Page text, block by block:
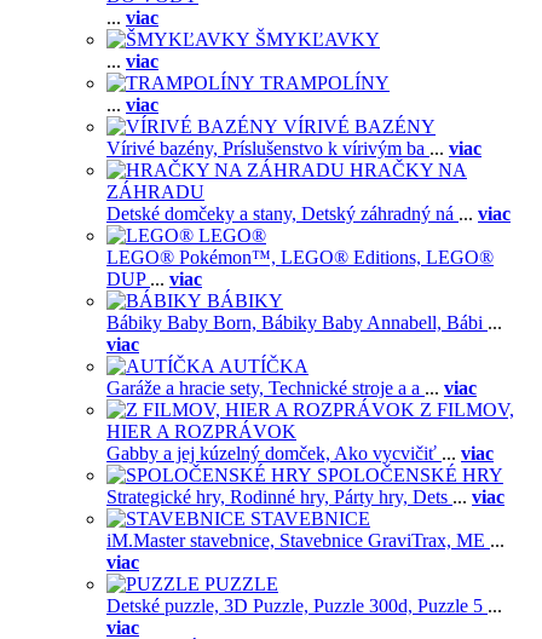
... viac
ŠMYKĽAVKY
... viac
TRAMPOLÍNY
... viac
VÍRIVÉ BAZÉNY
Vírivé bazény, Príslušenstvo k vírivým ba ... viac
HRAČKY NA
ZÁHRADU
Detské domčeky a stany, Detský záhradný ná ... viac
LEGO®
LEGO® Pokémon™, LEGO® Editions, LEGO®
DUP ... viac
BÁBIKY
Bábiky Baby Born, Bábiky Baby Annabell, Bábi ...
viac
AUTÍČKA
Garáže a hracie sety, Technické stroje a a ... viac
Z FILMOV,
HIER A ROZPRÁVOK
Gabby a jej kúzelný domček, Ako vycvičiť ... viac
SPOLOČENSKÉ HRY
Strategické hry, Rodinné hry, Párty hry, Dets ... viac
STAVEBNICE
iM.Master stavebnice, Stavebnice GraviTrax, ME ...
viac
PUZZLE
Detské puzzle, 3D Puzzle, Puzzle 300d, Puzzle 5 ...
viac